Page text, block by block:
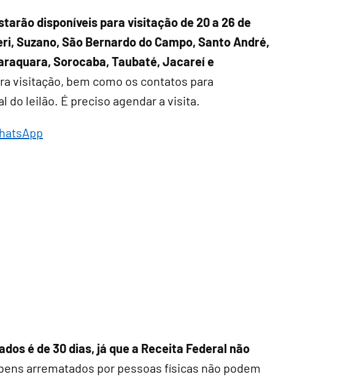
disponíveis para visitação de 20 a 26 de
Suzano, São Bernardo do Campo, Santo André,
Sorocaba, Taubaté, Jacareí e
visitação, bem como os contatos para
do leilão. É preciso agendar a visita.
é de 30 dias, já que a Receita Federal não
arrematados por pessoas físicas não podem